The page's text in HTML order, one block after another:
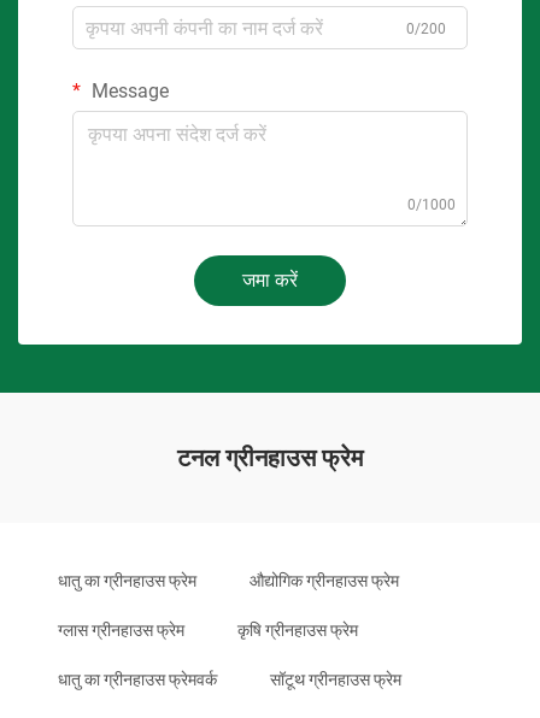
0/200
Message
0/1000
जमा करें
टनल ग्रीनहाउस फ्रेम
धातु का ग्रीनहाउस फ्रेम औद्योगिक ग्रीनहाउस फ्रेम
ग्लास ग्रीनहाउस फ्रेम कृषि ग्रीनहाउस फ्रेम
धातु का ग्रीनहाउस फ्रेमवर्क सॉटूथ ग्रीनहाउस फ्रेम